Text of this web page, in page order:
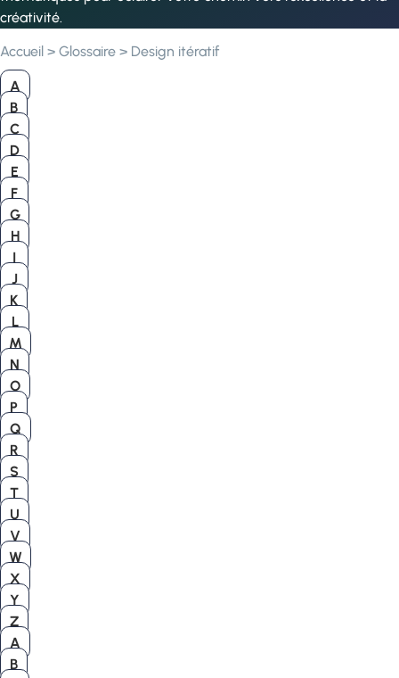
créativité.
Accueil > Glossaire > Design itératif
A
B
C
D
E
F
G
H
I
J
K
L
M
N
O
P
Q
R
S
T
U
V
W
X
Y
Z
A
B